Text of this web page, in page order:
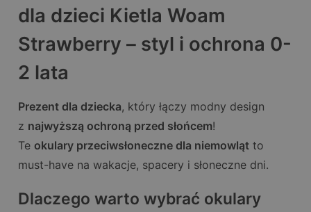
dla dzieci Kietla Woam
Strawberry – styl i ochrona 0-
2 lata
Prezent dla dziecka, który łączy modny design
z najwyższą ochroną przed słońcem!
Te okulary przeciwsłoneczne dla niemowląt to
must-have na wakacje, spacery i słoneczne dni.
Dlaczego warto wybrać okulary